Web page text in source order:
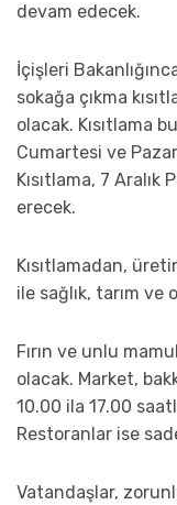
devam edecek.
İçişleri
sokağa çıkma
olacak. Kısıtlama
Cumartesi ve
Kısıtlama, 7
erecek.
Kısıtlamadan,
ile sağlık, tarım
Fırın ve unlu
olacak. Market,
10.00 ila 17.00
Restoranlar ise
Vatandaşlar,